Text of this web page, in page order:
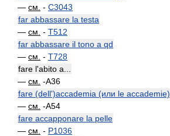
— см. - C3043
far abbassare la testa
— см. - T512
far abbassare il tono a qd
— см. - T728
fare l'abito a...
— см. -A36
fare (dell')accademia (или le accademie)
— см. -A54
fare accapponare la pelle
— см. - P1036